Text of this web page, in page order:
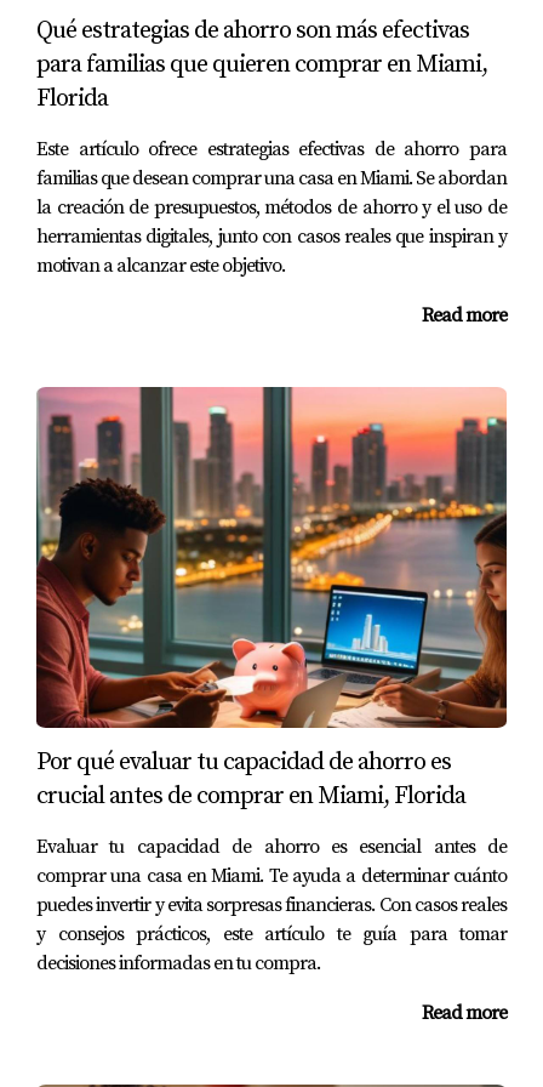
de transporte público disponibles, como autobuses y
trenes ligeros, que pueden ser una alternativa económica
y eficiente. Además, considera la posibilidad de utilizar
aplicaciones de transporte compartido o alquilar
bicicletas para desplazamientos cortos. No solo
ahorrarás dinero, sino que también contribuirás a un
estilo de vida más sostenible.
Estudio de Caso 1: La Familia Pérez
La familia Pérez se mudó a Miami buscando una mejor
calidad de vida. Al principio, se sintieron abrumados por
los altos precios de alquiler en zonas populares. Sin
embargo, decidieron explorar barrios menos conocidos y
encontraron un apartamento espacioso en Little Havana
a un precio mucho más bajo. Al final del primer año,
habían ahorrado casi $6,000 solo en alquiler.
Estudio de Caso 2: Juan y su Compañero de
Cuarto
Juan se mudó solo a Miami y se dio cuenta rápidamente
de que los costos eran más altos de lo esperado. Decidió
buscar un compañero de cuarto para compartir gastos y
encontró a alguien compatible a través de una aplicación
dedicada a encontrar compañeros de vivienda. Juntos
optimizaron sus servicios públicos al elegir proveedores
más económicos y redujeron sus facturas mensuales en
Qué estrategias de ahorro son más efectivas
para familias que quieren comprar en Miami,
Florida
Este artículo ofrece estrategias efectivas de ahorro para
familias que desean comprar una casa en Miami. Se abordan
la creación de presupuestos, métodos de ahorro y el uso de
herramientas digitales, junto con casos reales que inspiran y
motivan a alcanzar este objetivo.
Read more
Por qué evaluar tu capacidad de ahorro es
crucial antes de comprar en Miami, Florida
Evaluar tu capacidad de ahorro es esencial antes de
comprar una casa en Miami. Te ayuda a determinar cuánto
puedes invertir y evita sorpresas financieras. Con casos reales
y consejos prácticos, este artículo te guía para tomar
decisiones informadas en tu compra.
Read more